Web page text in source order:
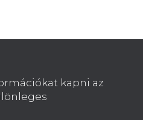
kapni az